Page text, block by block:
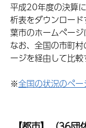
平成20年度の決算
析表をダウンロー
葉市のホームページ
なお、全国の市町
ージを経由して比較
※全国の状況のペー